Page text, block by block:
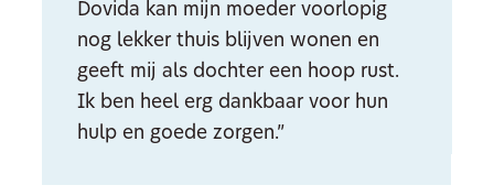
Dovida kan mijn moeder voorlopig
nog lekker thuis blijven wonen en
geeft mij als dochter een hoop rust.
Ik ben heel erg dankbaar voor hun
hulp en goede zorgen.”